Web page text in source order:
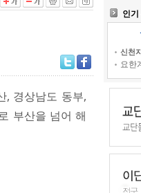
, 경상남도 동부,
부산을 넘어 해
인기
신천
요한